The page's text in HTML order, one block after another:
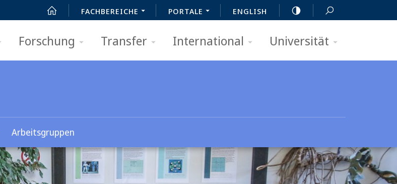
FACHBEREICHE PORTALE ENGLISH
Forschung Transfer International Universität
Arbeitsgruppen